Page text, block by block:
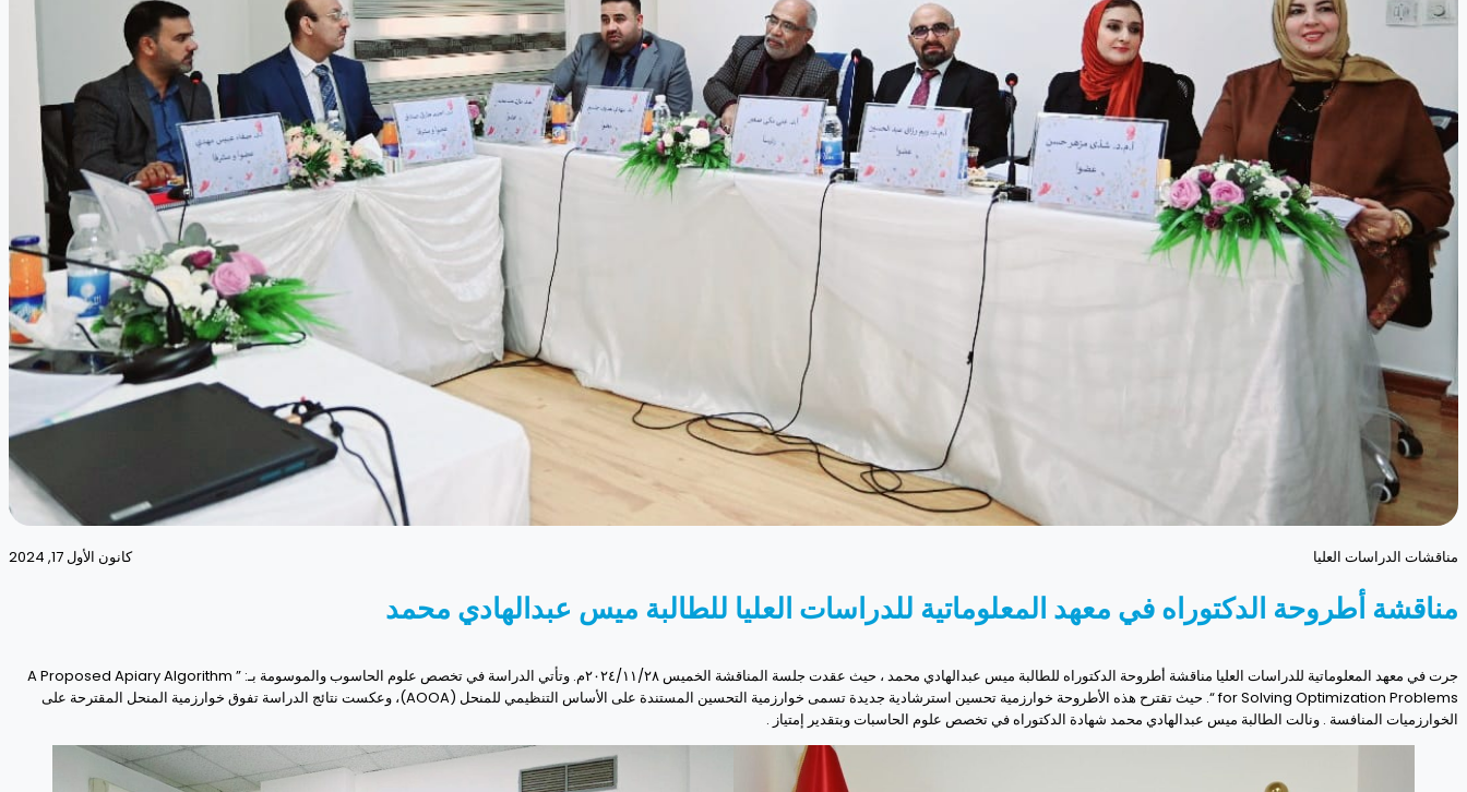
مناقشات الدراسات العليا كانون الأول 17, 2024
مناقشة أطروحة الدكتوراه في معهد المعلوماتية للدراسات العليا للطالبة ميس عبدالهادي محمد
جرت في معهد المعلوماتية للدراسات العليا مناقشة أطروحة الدكتوراه للطالبة ميس عبدالهادي محمد ، حيث عقدت جلسة المناقشة الخميس ٢٠٢٤/١١/٢٨م. وتأتي الدراسة في تخصص علوم الحاسوب والموسومة بـ: ” A Proposed Apiary Algorithm
for Solving Optimization Problems “. حيث تقترح هذه الأطروحة خوارزمية تحسين استرشادية جديدة تسمى خوارزمية التحسين المستندة على الأساس التنظيمي للمنحل (AOOA)، وعكست نتائج الدراسة تفوق خوارزمية المنحل المقترحة على
الخوارزميات المنافسة . ونالت الطالبة ميس عبدالهادي محمد شهادة الدكتوراه في تخصص علوم الحاسبات وبتقدير إمتياز .